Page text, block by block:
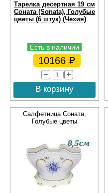
Тарелка десертная 19 см
Соната (Sonata), Голубые
цветы (6 штук) (Чехия)
Есть в наличии
10166
В корзину
Салфетница Соната,
Голубые цветы